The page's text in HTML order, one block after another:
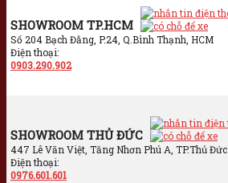
SHOWROOM TP.HCM
Số 204 Bạch Đằng, P.24, Q.Bình Thạnh, HCM
Điện thoại:
0903.290.902
SHOWROOM THỦ ĐỨC
447 Lê Văn Việt, Tăng Nhơn Phú A, TP.Thủ Đức
Điện thoại:
0976.601.601